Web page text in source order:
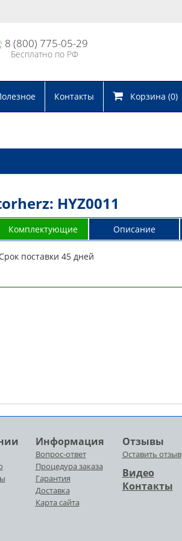
8 (800) 775-05-29
Бесплатно по РФ
Контакты Корзина (0)
HYZ0011
Комплектующие Описание
поставки 45 дней
Информация
Вопрос-ответ
Процедура заказа
Гарантия
Доставка
Карта сайта
Отзывы
Оставить отзыв
Видео
Контакты